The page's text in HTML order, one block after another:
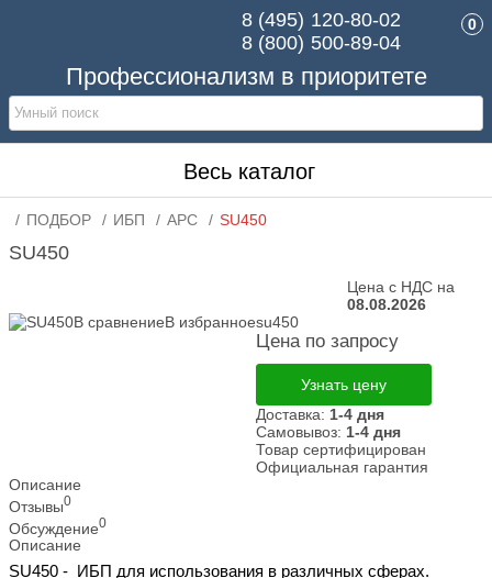
Профессионализм в приоритете
8 (495) 120-80-02
8 (800) 500-89-04
0
Весь каталог
ПОДБОР ИБП APC SU450
SU450
Цена с НДС на
08.08.2026
В сравнениеВ избранноеsu450
Цена по запросу
Узнать цену
Доставка: 1-4 дня
Самовывоз: 1-4 дня
Товар сертифицирован
Официальная гарантия
Описание
Отзывы0
Обсуждение0
Описание
SU450 - ИБП для использования в различных сферах.